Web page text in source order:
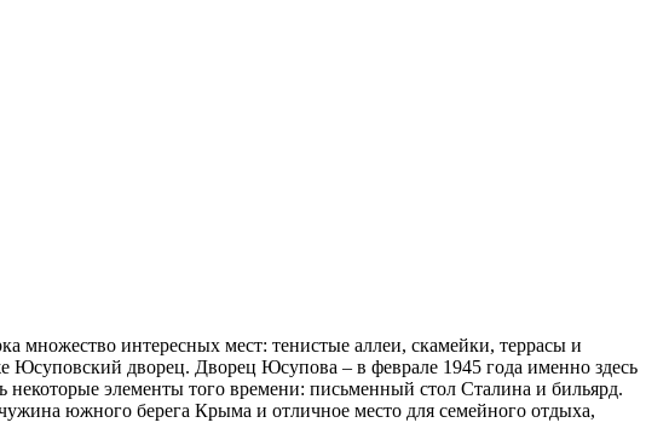
множество интересных мест: тенистые аллеи, скамейки, террасы и
дворец. Дворец Юсупова – в феврале 1945 года именно здесь
элементы того времени: письменный стол Сталина и бильярд.
южного берега Крыма и отличное место для семейного отдыха,